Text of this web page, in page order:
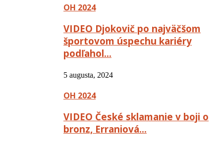
OH 2024
VIDEO Djokovič po najväčšom
športovom úspechu kariéry
podľahol…
5 augusta, 2024
OH 2024
VIDEO České sklamanie v boji o
bronz, Erraniová…